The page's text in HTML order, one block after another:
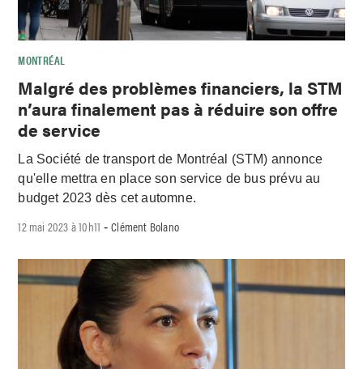
MONTRÉAL
Malgré des problèmes financiers, la STM
n’aura finalement pas à réduire son offre
de service
La Société de transport de Montréal (STM) annonce
qu'elle mettra en place son service de bus prévu au
budget 2023 dès cet automne.
12 mai 2023 à 10h11 -Clément Bolano